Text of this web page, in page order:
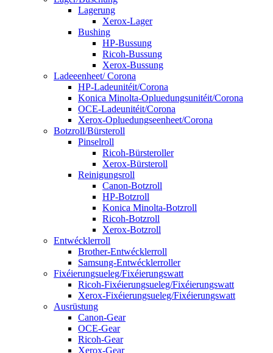
Lagerung
Xerox-Lager
Bushing
HP-Bussung
Ricoh-Bussung
Xerox-Bussung
Ladeeenheet/ Corona
HP-Ladeunitéit/Corona
Konica Minolta-Opluedungsunitéit/Corona
OCE-Ladeunitéit/Corona
Xerox-Opluedungseenheet/Corona
Botzroll/Bürsteroll
Pinselroll
Ricoh-Bürsteroller
Xerox-Bürsteroll
Reinigungsroll
Canon-Botzroll
HP-Botzroll
Konica Minolta-Botzroll
Ricoh-Botzroll
Xerox-Botzroll
Entwécklerroll
Brother-Entwécklerroll
Samsung-Entwécklerroller
Fixéierungsueleg/Fixéierungswatt
Ricoh-Fixéierungsueleg/Fixéierungswatt
Xerox-Fixéierungsueleg/Fixéierungswatt
Ausrüstung
Canon-Gear
OCE-Gear
Ricoh-Gear
Xerox-Gear